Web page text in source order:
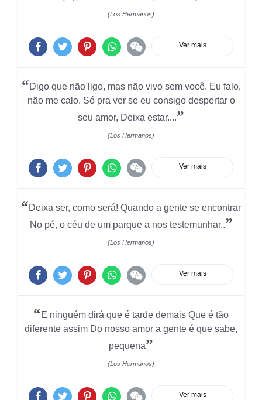
(Los Hermanos)
Ver mais
“Digo que não ligo, mas não vivo sem você. Eu falo,
não me calo. Só pra ver se eu consigo despertar o
seu amor, Deixa estar....”
(Los Hermanos)
Ver mais
“Deixa ser, como será! Quando a gente se encontrar
No pé, o céu de um parque a nos testemunhar..”
(Los Hermanos)
Ver mais
“E ninguém dirá que é tarde demais Que é tão
diferente assim Do nosso amor a gente é que sabe,
pequena”
(Los Hermanos)
Ver mais